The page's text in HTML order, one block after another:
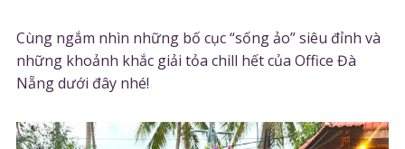
Cùng ngắm nhìn những bố cục “sống ảo” siêu đỉnh và
những khoảnh khắc giải tỏa chill hết của Office Đà
Nẵng dưới đây nhé!